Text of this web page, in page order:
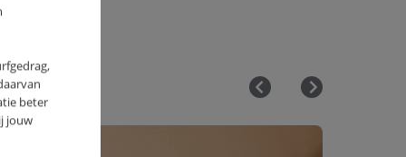
beter
jouw